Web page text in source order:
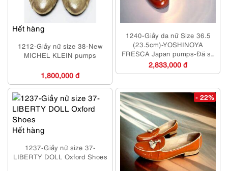
Hết hàng
1212-Giầy nữ size 38-New
MICHEL KLEIN pumps
1,800,000 đ
1240-Giầy da nữ Size 36.5
(23.5cm)-YOSHINOYA
FRESCA Japan pumps-Đã sử
dụng/Khá mới
2,833,000 đ
Hết hàng
1237-Giầy nữ size 37-
LIBERTY DOLL Oxford Shoes
- 22%